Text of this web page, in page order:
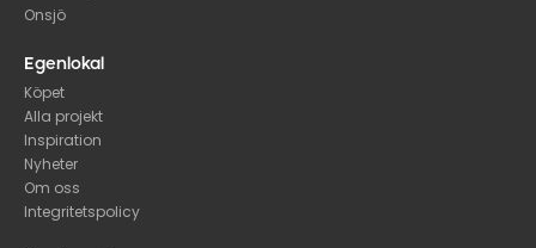
Onsjö
Egenlokal
Köpet
Alla projekt
Inspiration
Nyheter
Om oss
Integritetspolicy